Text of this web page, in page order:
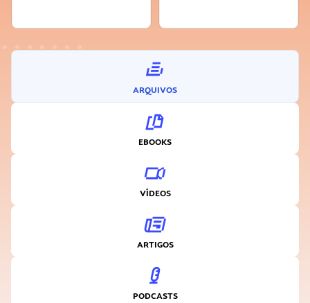
ARQUIVOS
EBOOKS
VÍDEOS
ARTIGOS
PODCASTS